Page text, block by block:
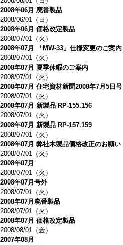
2008年06月 廃番製品
2008/06/01（日）
2008年06月 価格改定製品
2008/07/01（火）
2008年07月 「MW-33」仕様変更のご案内
2008/07/01（火）
2008年07月 夏季休暇のご案内
2008/07/01（火）
2008年07月 住宅資材新聞2008年7月5日号
2008/07/01（火）
2008年07月 新製品 RP-155.156
2008/07/01（火）
2008年07月 新製品 RP-157.159
2008/07/01（火）
2008年07月 弊社木製品価格改正のお願い
2008/07/01（火）
2008年07月
2008/07/01（火）
2008年07月号外
2008/07/01（火）
2008年07月廃番製品
2008/07/01（火）
2008年07月 価格改定製品
2008/08/01（金）
2007年08月